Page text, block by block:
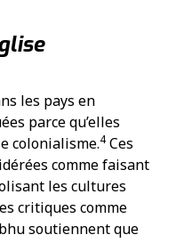
les pays en
parce qu’elles
colonialisme.4 Ces
comme faisant
les cultures
critiques comme
soutiennent que